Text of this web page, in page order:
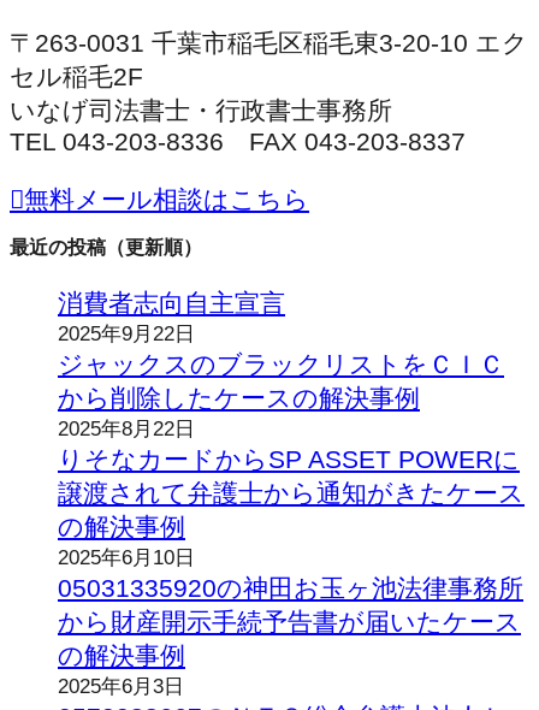
〒263-0031 千葉市稲毛区稲毛東3-20-10 エク
セル稲毛2F
いなげ司法書士・行政書士事務所
TEL 043-203-8336 FAX 043-203-8337
無料メール相談はこちら
最近の投稿（更新順）
消費者志向自主宣言
2025年9月22日
ジャックスのブラックリストをＣＩＣ
から削除したケースの解決事例
2025年8月22日
りそなカードからSP ASSET POWERに
譲渡されて弁護士から通知がきたケース
の解決事例
2025年6月10日
05031335920の神田お玉ヶ池法律事務所
から財産開示手続予告書が届いたケース
の解決事例
2025年6月3日